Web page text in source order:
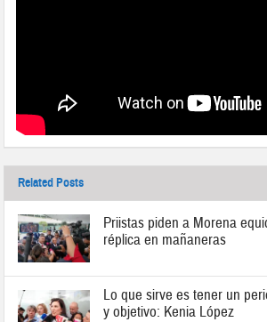
Related Posts
Priistas piden a Morena
réplica en mañaneras
Lo que sirve es tener un
y objetivo: Kenia López